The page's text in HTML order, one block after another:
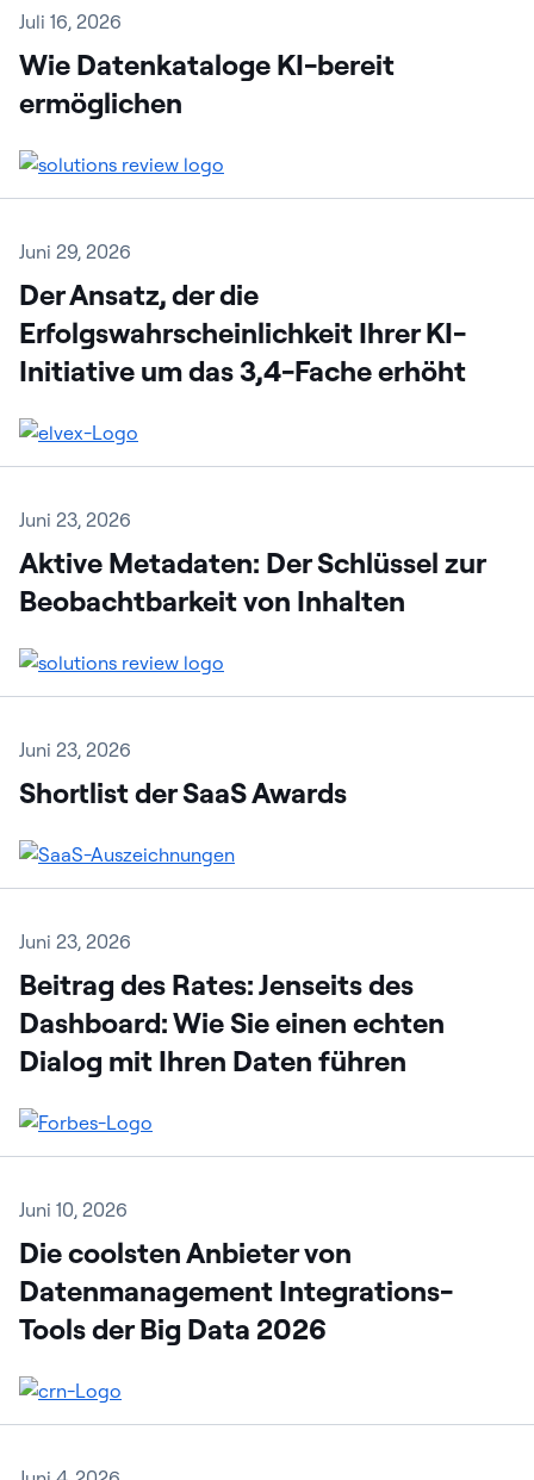
Juli 16, 2026
Wie Datenkataloge KI-bereit
ermöglichen
Juni 29, 2026
Der Ansatz, der die
Erfolgswahrscheinlichkeit Ihrer KI-
Initiative um das 3,4-Fache erhöht
Juni 23, 2026
Aktive Metadaten: Der Schlüssel zur
Beobachtbarkeit von Inhalten
Juni 23, 2026
Shortlist der SaaS Awards
Juni 23, 2026
Beitrag des Rates: Jenseits des
Dashboard: Wie Sie einen echten
Dialog mit Ihren Daten führen
Juni 10, 2026
Die coolsten Anbieter von
Datenmanagement Integrations-
Tools der Big Data 2026